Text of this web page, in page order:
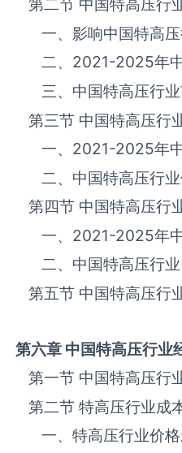
第二节 中国‌‌‌‌特高压‌‌‌‌‌‌‌‌‌‌‌‌‌行
一、影响中国‌‌‌‌特高
二、 2021-2025年
三、中国‌‌‌‌特高压‌‌‌‌‌‌‌‌‌‌行
第三节 中国‌‌‌‌特高压‌‌‌‌‌‌‌‌‌‌‌‌‌行
一、 2021-2025年
二、中国‌‌‌‌特高压‌‌‌‌‌‌‌‌‌‌‌‌‌行
第四节 中国‌‌‌‌特高压‌‌‌‌‌‌‌‌‌‌‌‌‌行
一、 2021-2025年
二、中国‌‌‌‌特高压‌‌‌‌‌‌‌‌‌‌‌‌‌行
第五节 中国‌‌‌‌特高压‌‌‌‌‌‌‌‌‌‌‌‌‌行
第六章 中国特高压行业
第一节 中国‌‌‌‌特高压‌‌‌‌‌‌‌‌‌‌‌‌‌行
第二节 ‌‌‌‌特高压‌‌‌‌‌‌‌‌‌‌‌‌‌行业成
一、‌‌‌‌特高压‌‌‌‌‌‌‌‌‌‌行业价